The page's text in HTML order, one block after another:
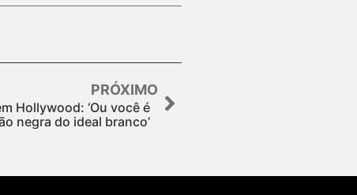
PRÓXIMO
Hollywood: ‘Ou você é
negra do ideal branco’